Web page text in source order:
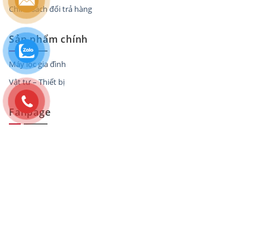
Chính sách đổi trả hàng
Sản phẩm chính
Máy lọc gia đình
Vật tư – Thiết bị
Fanpage